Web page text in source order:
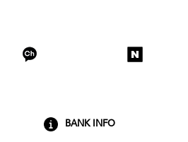
BANK INFO